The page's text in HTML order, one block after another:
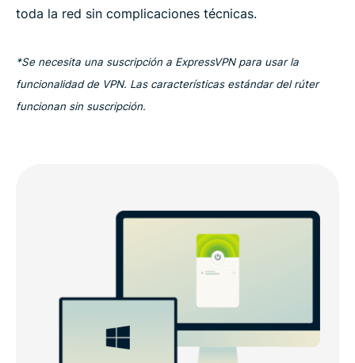
toda la red sin complicaciones técnicas.
*Se necesita una suscripción a ExpressVPN para usar la
funcionalidad de VPN. Las características estándar del rúter
funcionan sin suscripción.